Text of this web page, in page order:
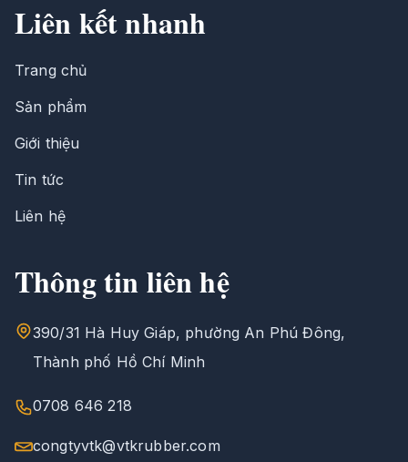
Liên kết nhanh
Trang chủ
Sản phẩm
Giới thiệu
Tin tức
Liên hệ
Thông tin liên hệ
390/31 Hà Huy Giáp, phường An Phú Đông,
Thành phố Hồ Chí Minh
0708 646 218
congtyvtk@vtkrubber.com